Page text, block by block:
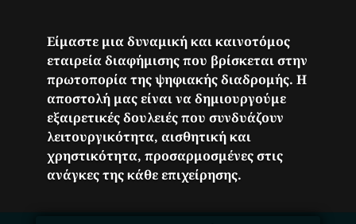
Είμαστε μια δυναμική και καινοτόμος
εταιρεία διαφήμισης που βρίσκεται στην
πρωτοπορία της ψηφιακής διαδρομής. Η
αποστολή μας είναι να δημιουργούμε
εξαιρετικές δουλειές που συνδυάζουν
λειτουργικότητα, αισθητική και
χρηστικότητα, προσαρμοσμένες στις
ανάγκες της κάθε επιχείρησης.